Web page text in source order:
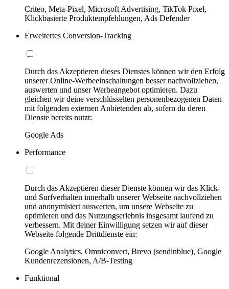
Criteo, Meta-Pixel, Microsoft Advertising, TikTok Pixel,
Klickbasierte Produktempfehlungen, Ads Defender
Erweitertes Conversion-Tracking
Durch das Akzeptieren dieses Dienstes können wir den Erfolg
unserer Online-Werbeeinschaltungen besser nachvollziehen,
auswerten und unser Werbeangebot optimieren. Dazu
gleichen wir deine verschlüsselten personenbezogenen Daten
mit folgenden externen Anbietenden ab, sofern du deren
Dienste bereits nutzt:
Google Ads
Performance
Durch das Akzeptieren dieser Dienste können wir das Klick-
und Surfverhalten innerhalb unserer Webseite nachvollziehen
und anonymisiert auswerten, um unsere Webseite zu
optimieren und das Nutzungserlebnis insgesamt laufend zu
verbessern. Mit deiner Einwilligung setzen wir auf dieser
Webseite folgende Drittdienste ein:
Google Analytics, Omniconvert, Brevo (sendinblue), Google
Kundenrezensionen, A/B-Testing
Funktional